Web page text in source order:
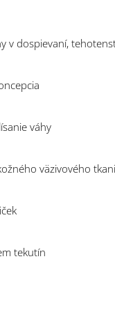
v dospievaní,
váhy
väzivového
tekutín